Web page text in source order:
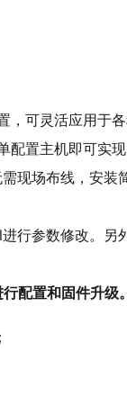
，可灵活应用于
配置主机即可实
现场布线，安装
行参数修改。
配置和固件升